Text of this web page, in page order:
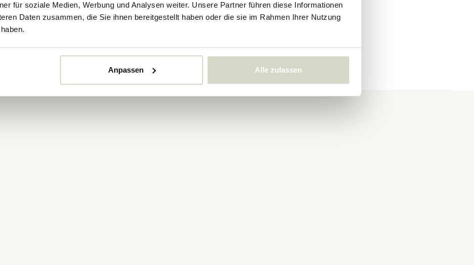
für soziale Medien, Werbung und Analysen weiter. Unsere Partner führen diese Informationen
Daten zusammen, die Sie ihnen bereitgestellt haben oder die sie im Rahmen Ihrer Nutzung
Anpassen Alle zulassen